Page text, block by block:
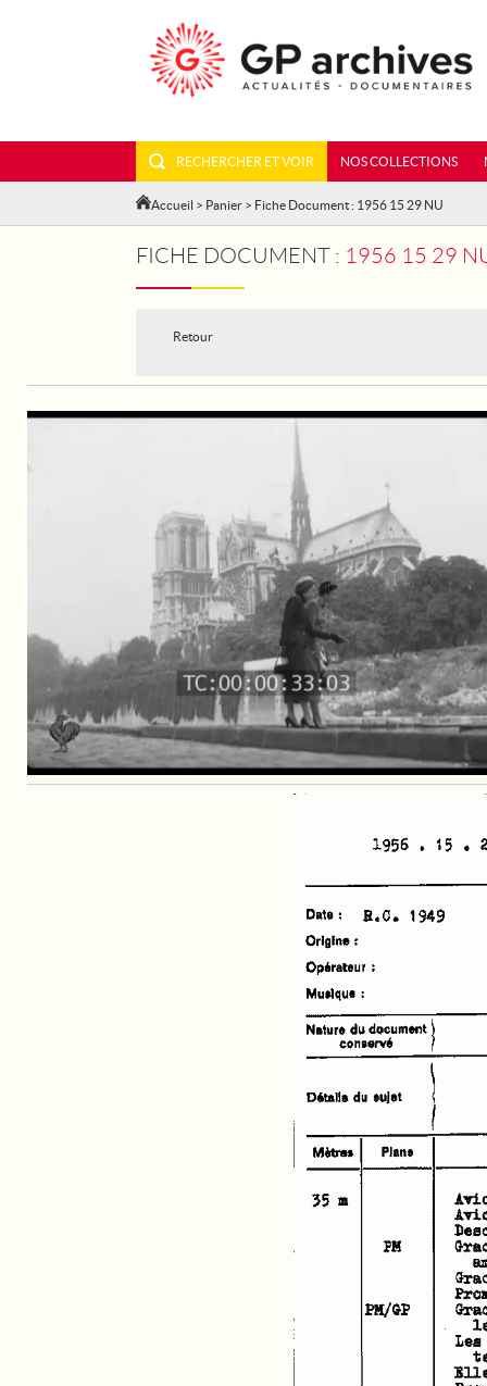
RECHERCHER ET VOIR NOS COLLECTIONS
Accueil > Panier > Fiche Document : 1956 15 29 NU
FICHE DOCUMENT : 1956 15 29
Retour